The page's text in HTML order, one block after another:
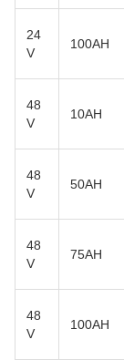
24
V
100AH
48
V
10AH
48
V
50AH
48
V
75AH
48
V
100AH